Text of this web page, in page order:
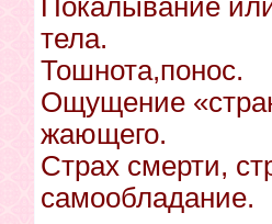
Покалывание
тела.
Тошнота,понос.
Ощущение
жающего.
Страх смерти,
самообладание.